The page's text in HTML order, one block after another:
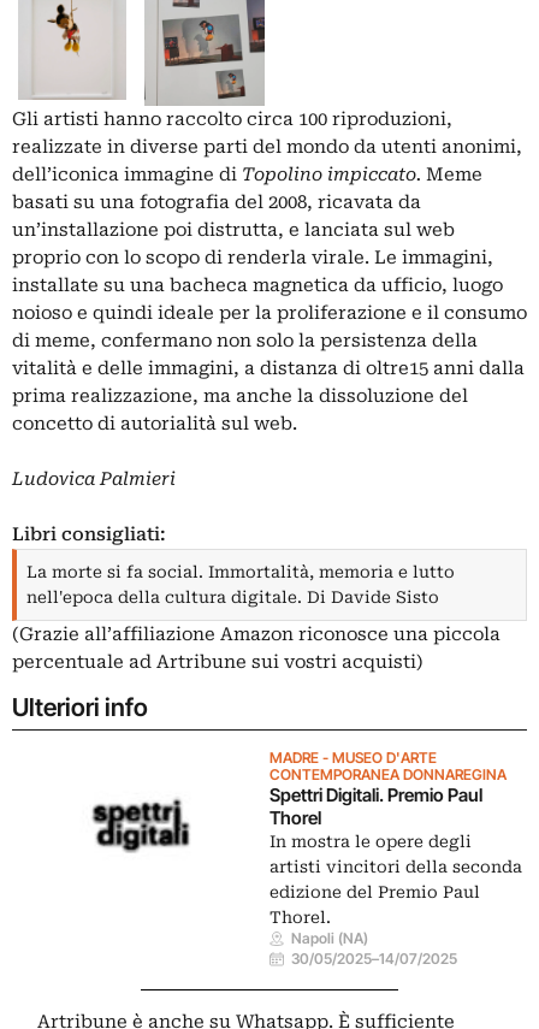
Gli artisti hanno raccolto circa 100 riproduzioni,
realizzate in diverse parti del mondo da utenti anonimi,
dell’iconica immagine di Topolino impiccato. Meme
basati su una fotografia del 2008, ricavata da
un’installazione poi distrutta, e lanciata sul web
proprio con lo scopo di renderla virale. Le immagini,
installate su una bacheca magnetica da ufficio, luogo
noioso e quindi ideale per la proliferazione e il consumo
di meme, confermano non solo la persistenza della
vitalità e delle immagini, a distanza di oltre15 anni dalla
prima realizzazione, ma anche la dissoluzione del
concetto di autorialità sul web.
Ludovica Palmieri
Libri consigliati:
La morte si fa social. Immortalità, memoria e lutto
nell'epoca della cultura digitale. Di Davide Sisto
(Grazie all’affiliazione Amazon riconosce una piccola
percentuale ad Artribune sui vostri acquisti)
Ulteriori info
MADRE - MUSEO D'ARTE
CONTEMPORANEA DONNAREGINA
Spettri Digitali. Premio Paul
Thorel
In mostra le opere degli
artisti vincitori della seconda
edizione del Premio Paul
Thorel.
Napoli (NA)
30/05/2025–14/07/2025
Artribune è anche su Whatsapp. È sufficiente